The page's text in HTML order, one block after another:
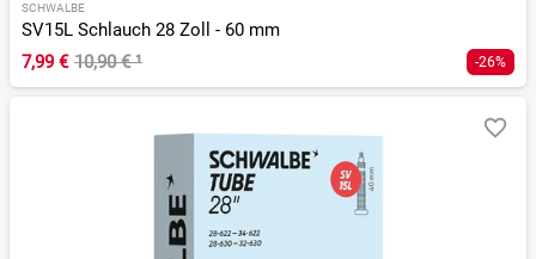
SCHWALBE
SV15L Schlauch 28 Zoll - 60 mm
7,99 € 10,90 €¹ -26%